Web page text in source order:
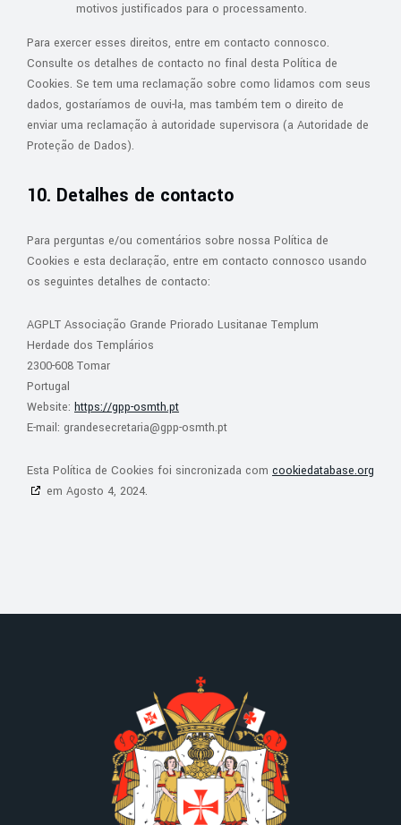
motivos justificados para o processamento.
Para exercer esses direitos, entre em contacto connosco.
Consulte os detalhes de contacto no final desta Política de
Cookies. Se tem uma reclamação sobre como lidamos com seus
dados, gostaríamos de ouvi-la, mas também tem o direito de
enviar uma reclamação à autoridade supervisora (a Autoridade de
Proteção de Dados).
10. Detalhes de contacto
Para perguntas e/ou comentários sobre nossa Política de
Cookies e esta declaração, entre em contacto connosco usando
os seguintes detalhes de contacto:
AGPLT Associação Grande Priorado Lusitanae Templum
Herdade dos Templários
2300-608 Tomar
Portugal
Website: https://gpp-osmth.pt
E-mail: grandesecretaria@gpp-osmth.pt
Esta Política de Cookies foi sincronizada com cookiedatabase.org
em Agosto 4, 2024.